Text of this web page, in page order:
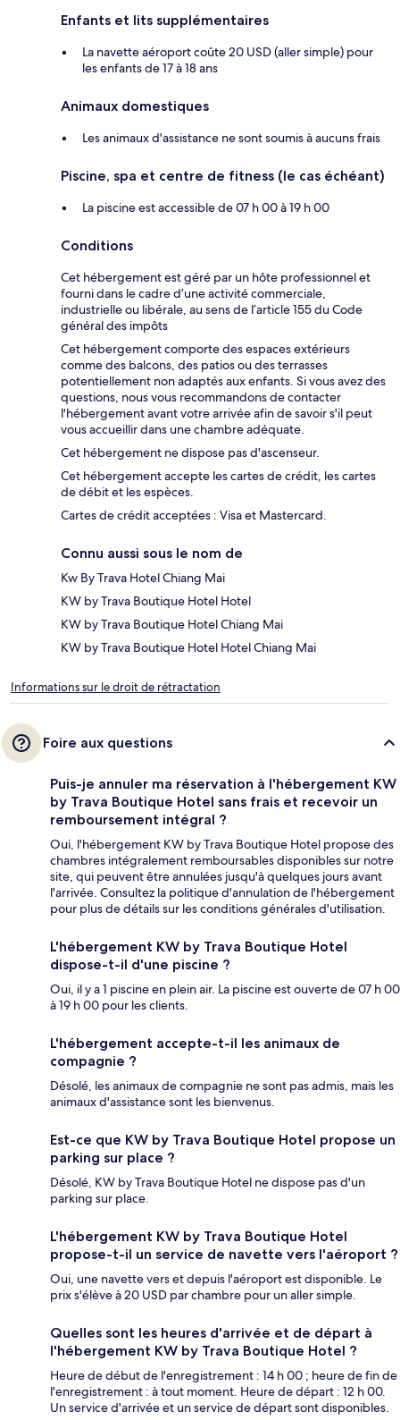
Enfants et lits supplémentaires
La navette aéroport coûte 20 USD (aller simple) pour
les enfants de 17 à 18 ans
Animaux domestiques
Les animaux d'assistance ne sont soumis à aucuns frais
Piscine, spa et centre de fitness (le cas échéant)
La piscine est accessible de 07 h 00 à 19 h 00
Conditions
Cet hébergement est géré par un hôte professionnel et
fourni dans le cadre d’une activité commerciale,
industrielle ou libérale, au sens de l’article 155 du Code
général des impôts
Cet hébergement comporte des espaces extérieurs
comme des balcons, des patios ou des terrasses
potentiellement non adaptés aux enfants. Si vous avez des
questions, nous vous recommandons de contacter
l'hébergement avant votre arrivée afin de savoir s'il peut
vous accueillir dans une chambre adéquate.
Cet hébergement ne dispose pas d'ascenseur.
Cet hébergement accepte les cartes de crédit, les cartes
de débit et les espèces.
Cartes de crédit acceptées : Visa et Mastercard.
Connu aussi sous le nom de
Kw By Trava Hotel Chiang Mai
KW by Trava Boutique Hotel Hotel
KW by Trava Boutique Hotel Chiang Mai
KW by Trava Boutique Hotel Hotel Chiang Mai
Informations sur le droit de rétractation
Foire aux questions
Puis-je annuler ma réservation à l'hébergement KW
by Trava Boutique Hotel sans frais et recevoir un
remboursement intégral ?
Oui, l'hébergement KW by Trava Boutique Hotel propose des
chambres intégralement remboursables disponibles sur notre
site, qui peuvent être annulées jusqu'à quelques jours avant
l'arrivée. Consultez la politique d'annulation de l'hébergement
pour plus de détails sur les conditions générales d'utilisation.
L'hébergement KW by Trava Boutique Hotel
dispose-t-il d'une piscine ?
Oui, il y a 1 piscine en plein air. La piscine est ouverte de 07 h 00
à 19 h 00 pour les clients.
L'hébergement accepte-t-il les animaux de
compagnie ?
Désolé, les animaux de compagnie ne sont pas admis, mais les
animaux d'assistance sont les bienvenus.
Est-ce que KW by Trava Boutique Hotel propose un
parking sur place ?
Désolé, KW by Trava Boutique Hotel ne dispose pas d'un
parking sur place.
L'hébergement KW by Trava Boutique Hotel
propose-t-il un service de navette vers l'aéroport ?
Oui, une navette vers et depuis l'aéroport est disponible. Le
prix s'élève à 20 USD par chambre pour un aller simple.
Quelles sont les heures d'arrivée et de départ à
l'hébergement KW by Trava Boutique Hotel ?
Heure de début de l'enregistrement : 14 h 00 ; heure de fin de
l'enregistrement : à tout moment. Heure de départ : 12 h 00.
Un service d'arrivée et un service de départ sont disponibles.